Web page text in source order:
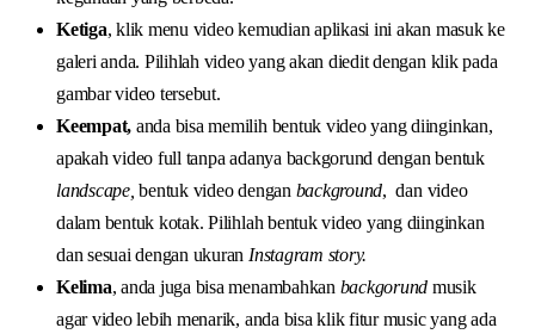
Ketiga, klik menu video kemudian aplikasi ini akan masuk ke
galeri anda. Pilihlah video yang akan diedit dengan klik pada
gambar video tersebut.
Keempat, anda bisa memilih bentuk video yang diinginkan,
apakah video full tanpa adanya backgorund dengan bentuk
landscape, bentuk video dengan background, dan video
dalam bentuk kotak. Pilihlah bentuk video yang diinginkan
dan sesuai dengan ukuran Instagram story.
Kelima, anda juga bisa menambahkan backgorund musik
agar video lebih menarik, anda bisa klik fitur music yang ada